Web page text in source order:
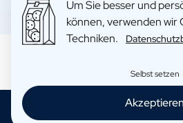
Geschenk für Ihn
Geschenk für Mama
Geschenk für Papa
Private-Label-Spirituosen
Uber Uns
Um Sie besser und
können, verwenden wir
Techniken.
Selbst setzen
Akzeptieren